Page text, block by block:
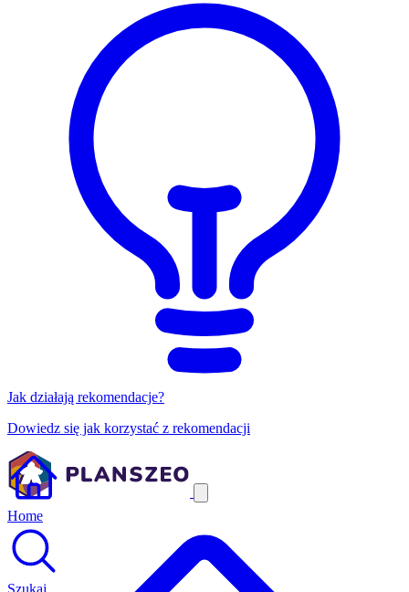
Jak działają rekomendacje?
Dowiedz się jak korzystać z rekomendacji
Home
Szukaj